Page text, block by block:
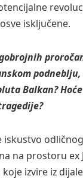
isključene.
podneblju,
Balkan?
iskustvo
na prostoru ex
koje izvire iz